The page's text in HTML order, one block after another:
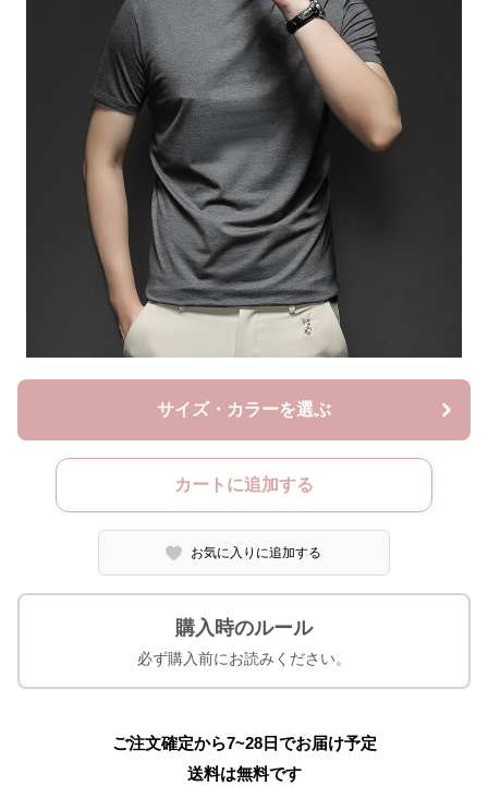
サイズ・カラーを選ぶ
カートに追加する
お気に入りに追加する
購入時のルール
必ず購入前にお読みください。
ご注文確定から7~28日でお届け予定
送料は無料です